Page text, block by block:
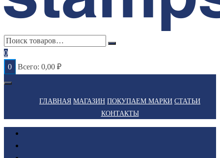
0
0
Всего: 0,00 ₽
ГЛАВНАЯ МАГАЗИН ПОКУПАЕМ МАРКИ СТАТЬИ
КОНТАКТЫ